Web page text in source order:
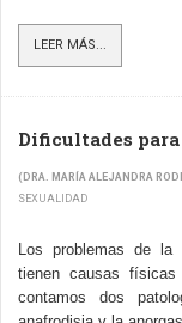
LEER MÁS...
Dificultades
(DRA. MARÍA ALEJANDRA
SEXUALIDAD
Los problemas de la
tienen causas
contamos dos